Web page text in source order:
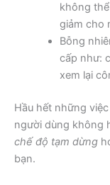
không
giảm cho
Bỗng
cấp như:
xem lại
Hầu hết những
người dùng không
chế độ tạm dừng
bạn.